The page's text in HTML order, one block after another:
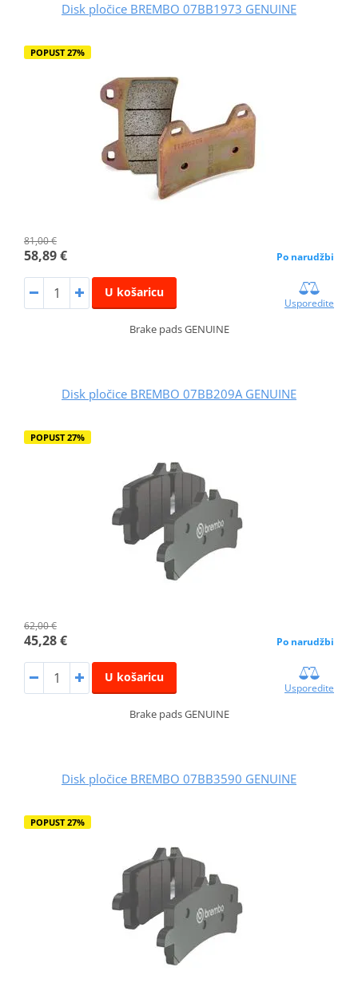
Disk pločice BREMBO 07BB1973 GENUINE
POPUST 27%
81,00 €
58,89 € Po narudžbi
U košaricu
Usporedite
Brake pads GENUINE
Disk pločice BREMBO 07BB209A GENUINE
POPUST 27%
62,00 €
45,28 € Po narudžbi
U košaricu
Usporedite
Brake pads GENUINE
Disk pločice BREMBO 07BB3590 GENUINE
POPUST 27%